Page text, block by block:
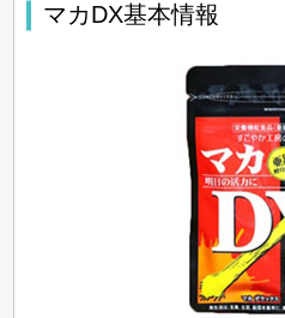
マカDX基本情報